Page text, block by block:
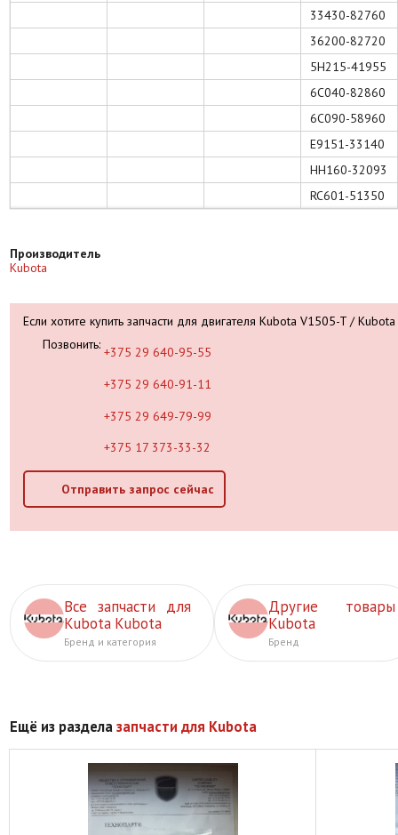
33430-82760
36200-82720
5H215-41955
6C040-82860
6C090-58960
E9151-33140
HH160-32093
RC601-51350
Производитель
Kubota
Если хотите купить запчасти для двигателя Kubota V1505-T /
Позвонить:
+375 29 640-95-55
+375 29 640-91-11
+375 29 649-79-99
+375 17 373-33-32
Отправить запрос сейчас
Все запчасти для
Kubota Kubota
Бренд и категория
Другие товары
Kubota
Бренд
Ещё из разделазапчасти для Kubota